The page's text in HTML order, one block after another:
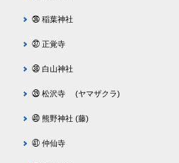
㊱ 稲葉神社
㊲ 正覚寺
㊳ 白山神社
㊴ 松沢寺 (ヤマザクラ)
㊵ 熊野神社 (藤)
㊶ 仲仙寺